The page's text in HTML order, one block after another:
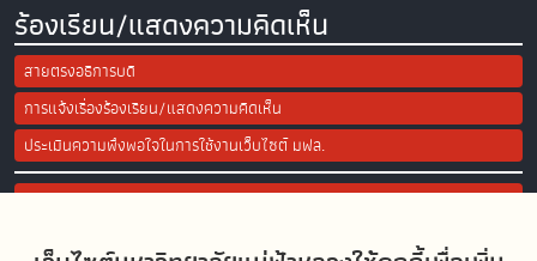
ร้องเรียน/แสดงความคิดเห็น
สายตรงอธิการบดี
การแจ้งเรื่องร้องเรียน/แสดงความคิดเห็น
ประเมินความพึงพอใจในการใช้งานเว็บไซต์ มฟล.
Site Map